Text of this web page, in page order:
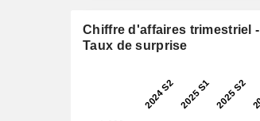
Chiffre d'affaires trimestriel -
Taux de surprise